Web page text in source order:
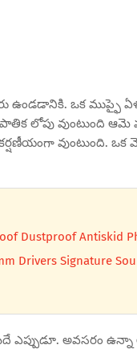
ఉండడానికి. ఒక ముప్ఫై
లోపు వుంటుంది
వుంటుంది. ఒక
Dustproof Antiskid
Drivers Signature
ఎప్పుడూ. అవసరం